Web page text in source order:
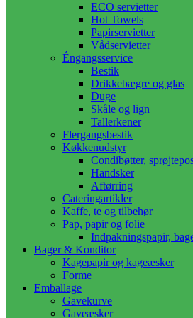
ECO servietter
Hot Towels
Papirservietter
Vådservietter
Éngangsservice
Bestik
Drikkebægre og glas
Duge
Skåle og lign
Tallerkener
Flergangsbestik
Køkkenudstyr
Condibøtter,
Handsker
Aftørring
Cateringartikler
Kaffe, te og tilbehør
Pap, papir og folie
Indpakningspapir,
Bager & Konditor
Kagepapir og kageæsker
Forme
Emballage
Gavekurve
Gaveæsker